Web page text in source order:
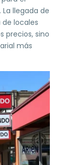
llegada de
locales
precios, sino
más